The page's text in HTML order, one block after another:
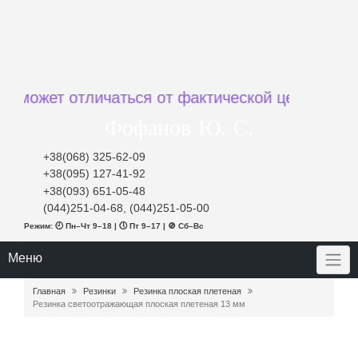
отличаться от фактической цены при
+38(068) 325-62-09
+38(095) 127-41-92
+38(093) 651-05-48
(044)251-04-68, (044)251-05-00
Режим: 🕘 Пн–Чт 9–18 | 🕔 Пт 9–17 | 🚫 Сб–Вс
Меню
Главная Резинки
Резинка плоская плетеная
Резинка светоотражающая плоская плетеная 13 мм